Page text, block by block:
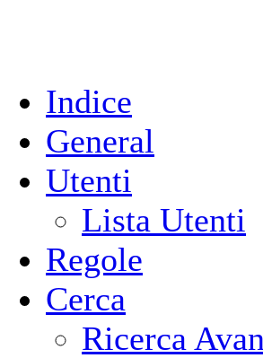
Indice
General
Utenti
Lista Utenti
Regole
Cerca
Ricerca